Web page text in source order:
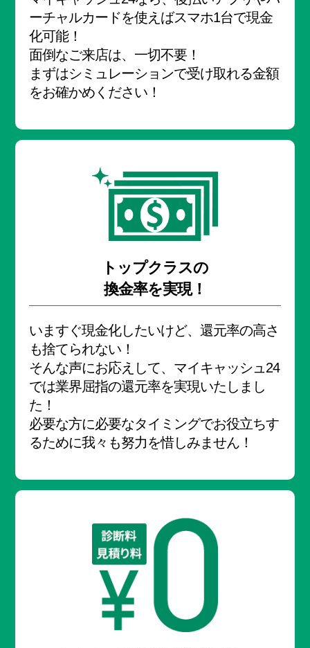
ーチャルカードを使えばスマホ1台で現金
化可能！
面倒なご来店は、一切不要！
まずはシミュレーションで受け取れる金額
をお確かめください！
トップクラスの
換金率を実現！
いますぐ現金化したいけど、還元率の高さ
も捨てられない！
そんな声にお応えして、 マイキャッシュ24
では業界屈指の還元率を実現いたしまし
た！
必要な方に必要なタイミングでお役立ちす
るために我々も努力を惜しみません！